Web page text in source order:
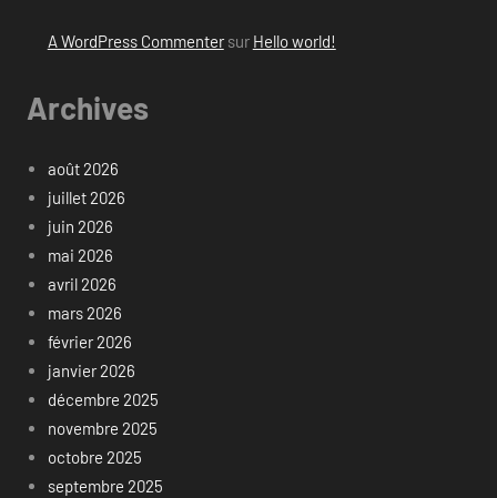
A WordPress Commentersur Hello world!
Archives
août 2026
juillet 2026
juin 2026
mai 2026
avril 2026
mars 2026
février 2026
janvier 2026
décembre 2025
novembre 2025
octobre 2025
septembre 2025